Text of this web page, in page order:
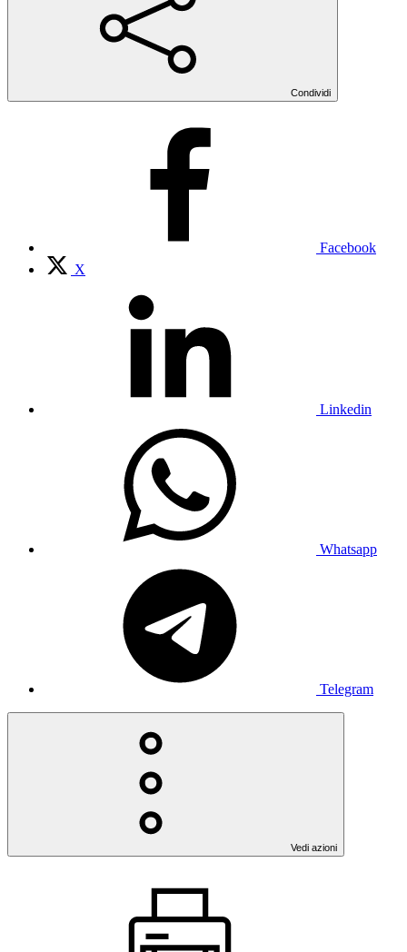
Condividi
Facebook
X
Linkedin
Whatsapp
Telegram
Vedi azioni